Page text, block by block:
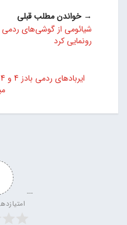
→ خواندن مطلب قبلی
رونمایی کرد